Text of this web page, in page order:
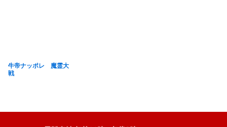
牛帝ナッポレ 魔霊大
戦